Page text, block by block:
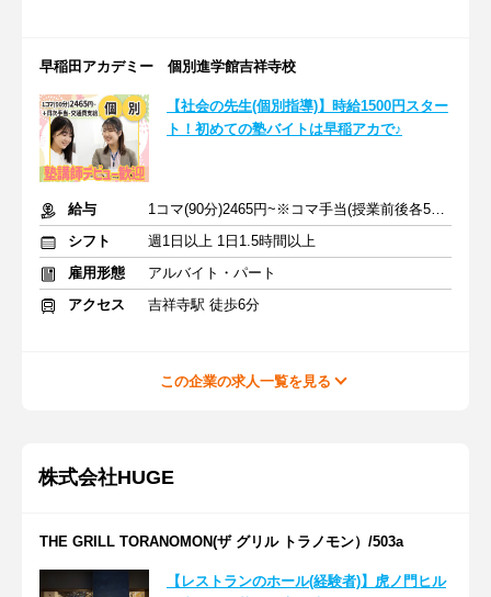
早稲田アカデミー 個別進学館吉祥寺校
【社会の先生(個別指導)】時給1500円スター
ト！初めての塾バイトは早稲アカで♪
給与
1コマ(90分)2465円~※コマ手当(授業前後各5分相当)215円含む
シフト
週1日以上 1日1.5時間以上
雇用形態
アルバイト・パート
アクセス
吉祥寺駅 徒歩6分
この企業の求人一覧を見る
株式会社HUGE
THE GRILL TORANOMON(ザ グリル トラノモン）/503a
【レストランのホール(経験者)】虎ノ門ヒル